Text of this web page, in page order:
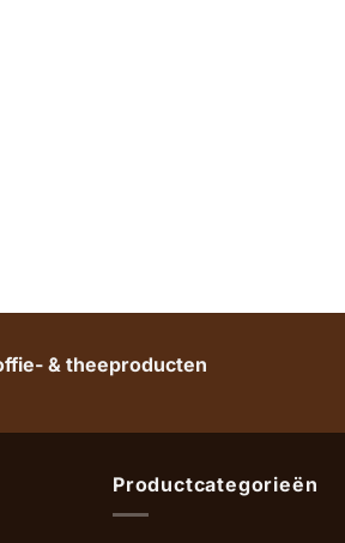
& theeproducten
Productcategorieën